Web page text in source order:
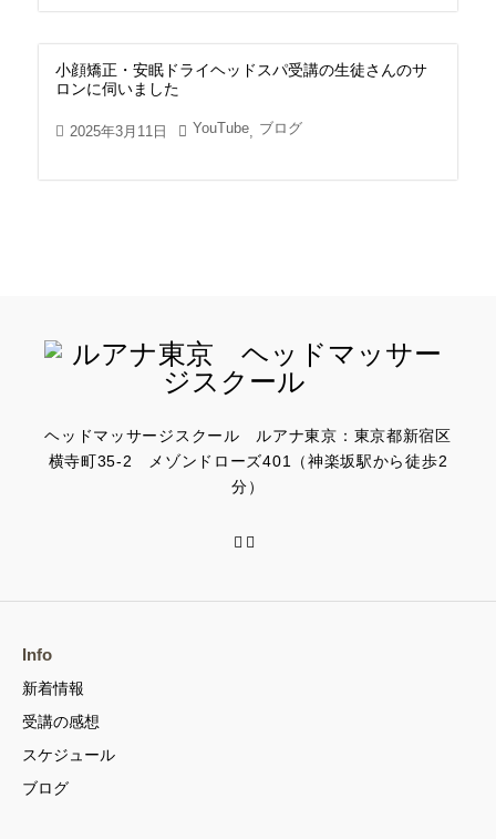
小顔矯正・安眠ドライヘッドスパ受講の生徒さんのサ
ロンに伺いました
2025年3月11日 YouTube ブログ
ヘッドマッサージスクール ルアナ東京：東京都新宿区
横寺町35-2 メゾンドローズ401（神楽坂駅から徒歩2
分）
Info
新着情報
受講の感想
スケジュール
ブログ